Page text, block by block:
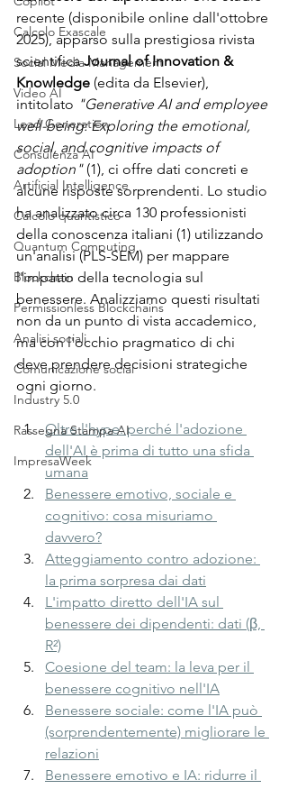
Calcolo Exascale
Social Media Management
Video AI
Lead Generation
Consulenza AI
Artificial Intelligence
Calcolo quantistico
Quantum Computing
Blockchain
Permissionless Blockchains
Analisi sociali
Comunicazione social
Industry 5.0
Rassegna Stampa AI
ImpresaWeek
recente (disponibile online dall'ottobre
2025), apparso sulla prestigiosa rivista
scientifica Journal of Innovation &
Knowledge (edita da Elsevier),
intitolato "Generative AI and employee
well-being: Exploring the emotional,
social, and cognitive impacts of
adoption" (1), ci offre dati concreti e
alcune risposte sorprendenti. Lo studio
ha analizzato circa 130 professionisti
della conoscenza italiani (1) utilizzando
un'analisi (PLS-SEM) per mappare
l'impatto della tecnologia sul
benessere. Analizziamo questi risultati
non da un punto di vista accademico,
ma con l'occhio pragmatico di chi
deve prendere decisioni strategiche
ogni giorno.
Oltre l'hype: perché l'adozione
dell'AI è prima di tutto una sfida
umana
Benessere emotivo, sociale e
cognitivo: cosa misuriamo
davvero?
Atteggiamento contro adozione:
la prima sorpresa dai dati
L'impatto diretto dell'IA sul
benessere dei dipendenti: dati (β,
R²)
Coesione del team: la leva per il
benessere cognitivo nell'IA
Benessere sociale: come l'IA può
(sorprendentemente) migliorare le
relazioni
Benessere emotivo e IA: ridurre il